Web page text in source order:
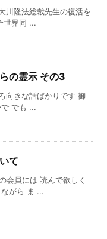
川隆法総裁先生の復活を
世界同 ...
の霊示 その3
向きな話ばかりです 御
でも ...
て
会員には 読んで欲しく
がら ま ...